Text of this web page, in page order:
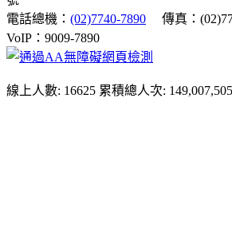
電話總機： (02)7740-7890 傳真：
VoIP：9009-7890
線上人數: 16625 累積總人次: 149,007,505